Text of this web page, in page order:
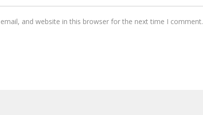
and website in this browser for the next time I comment.